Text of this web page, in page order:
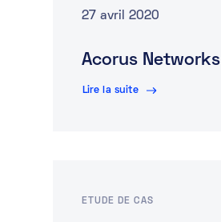
27 avril 2020
Acorus Networks
Lire la suite
ETUDE DE CAS